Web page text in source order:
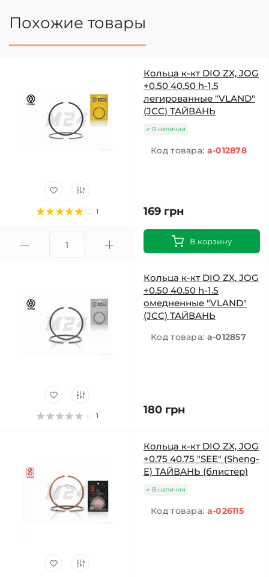
Похожие товары
1
Кольца к-кт DIO ZX, JOG
+0.50 40.50 h-1.5
легированные "VLAND"
(JCC) ТАЙВАНЬ
В наличии
Код товара: a-012878
169 грн
В корзину
1
Кольца к-кт DIO ZX, JOG
+0.50 40.50 h-1.5
омедненные "VLAND"
(JCC) ТАЙВАНЬ
Код товара: a-012857
180 грн
Кольца к-кт DIO ZX, JOG
+0.75 40.75 "SEE" (Sheng-
E) ТАЙВАНЬ (блистер)
В наличии
Код товара: a-026115